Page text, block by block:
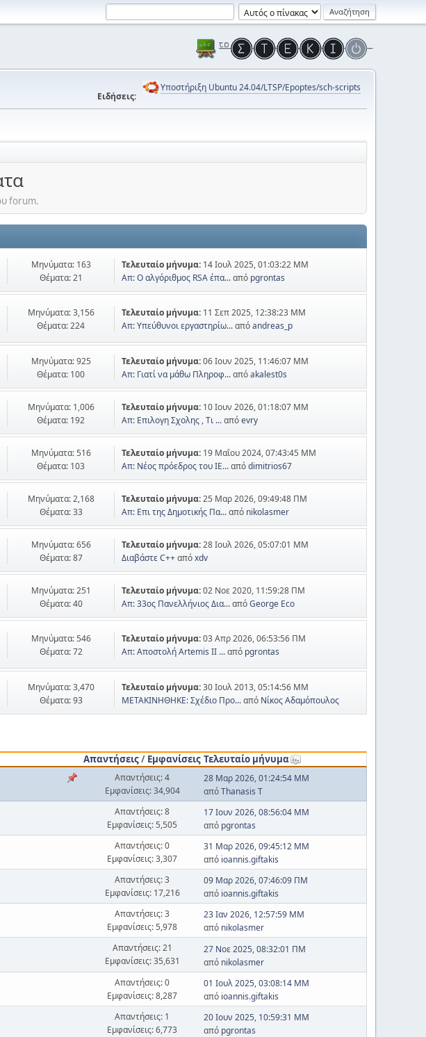
Ειδήσεις:
Υποστήριξη Ubuntu 24.04/LTSP/Epoptes/sch-scripts
forum.
Μηνύματα: 163
Θέματα: 21
Τελευταίο μήνυμα: 14 Ιουλ 2025, 01:03:22 ΜΜ
Απ: Ο αλγόριθμος RSA έπα...από pgrontas
Μηνύματα: 3,156
Θέματα: 224
Τελευταίο μήνυμα: 11 Σεπ 2025, 12:38:23 ΜΜ
Απ: Υπεύθυνοι εργαστηρίω...απόandreas_p
Μηνύματα: 925
Θέματα: 100
Τελευταίο μήνυμα:06 Ιουν 2025, 11:46:07 ΜΜ
Απ: Γιατί να μάθω Πληροφ...απόakalest0s
Μηνύματα: 1,006
Θέματα: 192
Τελευταίο μήνυμα: 10 Ιουν 2026, 01:18:07 ΜΜ
Απ: Επιλογη Σχολης , Τι ...απόevry
Μηνύματα: 516
Θέματα: 103
Τελευταίο μήνυμα: 19 Μαΐου 2024, 07:43:45 ΜΜ
Απ: Νέος πρόεδρος του ΙΕ...απόdimitrios67
Μηνύματα: 2,168
Θέματα: 33
Τελευταίο μήνυμα:25 Μαρ 2026, 09:49:48 ΠΜ
Απ: Επι της Δημοτικής Πα...από nikolasmer
Μηνύματα: 656
Θέματα: 87
Τελευταίο μήνυμα:28 Ιουλ 2026, 05:07:01 ΜΜ
Διαβάστε C++απόxdv
Μηνύματα: 251
Θέματα: 40
Τελευταίο μήνυμα:02 Νοε 2020, 11:59:28 ΠΜ
Απ: 33ος Πανελλήνιος Δια...απόGeorge Eco
Μηνύματα: 546
Θέματα: 72
Τελευταίο μήνυμα:03 Απρ 2026, 06:53:56 ΠΜ
Απ: Αποστολή Artemis II ...από pgrontas
Μηνύματα: 3,470
Θέματα: 93
Τελευταίο μήνυμα:30 Ιουλ 2013, 05:14:56 ΜΜ
ΜΕΤΑΚΙΝΗΘΗΚΕ: Σχέδιο Προ...από Νίκος Αδαμόπουλος
Απαντήσεις/ Εμφανίσεις Τελευταίο μήνυμα
Απαντήσεις: 4
Εμφανίσεις: 34,904
28 Μαρ 2026, 01:24:54 ΜΜ
απόThanasis T
Απαντήσεις: 8
Εμφανίσεις: 5,505
17 Ιουν 2026, 08:56:04 ΜΜ
από pgrontas
Απαντήσεις: 0
Εμφανίσεις: 3,307
31 Μαρ 2026, 09:45:12 ΜΜ
από ioannis.giftakis
Απαντήσεις: 3
Εμφανίσεις: 17,216
09 Μαρ 2026, 07:46:09 ΠΜ
από ioannis.giftakis
Απαντήσεις: 3
Εμφανίσεις: 5,978
23 Ιαν 2026, 12:57:59 ΜΜ
από nikolasmer
Απαντήσεις: 21
Εμφανίσεις: 35,631
27 Νοε 2025, 08:32:01 ΠΜ
από nikolasmer
Απαντήσεις: 0
Εμφανίσεις: 8,287
01 Ιουλ 2025, 03:08:14 ΜΜ
από ioannis.giftakis
Απαντήσεις: 1
Εμφανίσεις: 6,773
20 Ιουν 2025, 10:59:31 ΜΜ
από pgrontas